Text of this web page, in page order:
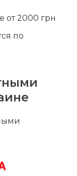
от 2000 грн
по